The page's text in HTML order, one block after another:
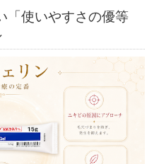
「使いやすさの優等